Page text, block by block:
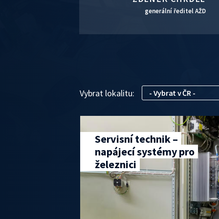
generální ředitel AŽD
Vybrat lokalitu:
Servisní technik –
napájecí systémy pro
železnici